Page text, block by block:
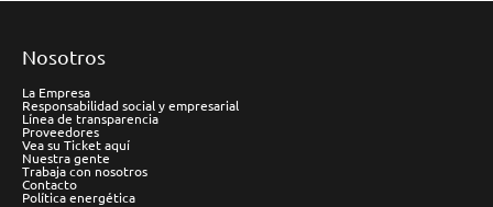
Nosotros
La Empresa
Responsabilidad social y empresarial
Línea de transparencia
Proveedores
Vea su Ticket aquí
Nuestra gente
Trabaja con nosotros
Contacto
Política energética